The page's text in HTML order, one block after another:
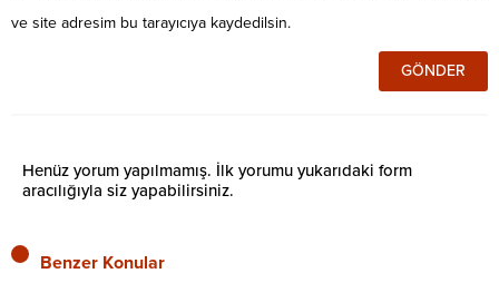
ve site adresim bu tarayıcıya kaydedilsin.
Henüz yorum yapılmamış. İlk yorumu yukarıdaki form
aracılığıyla siz yapabilirsiniz.
Benzer Konular